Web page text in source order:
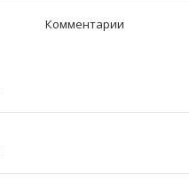
Комментарии